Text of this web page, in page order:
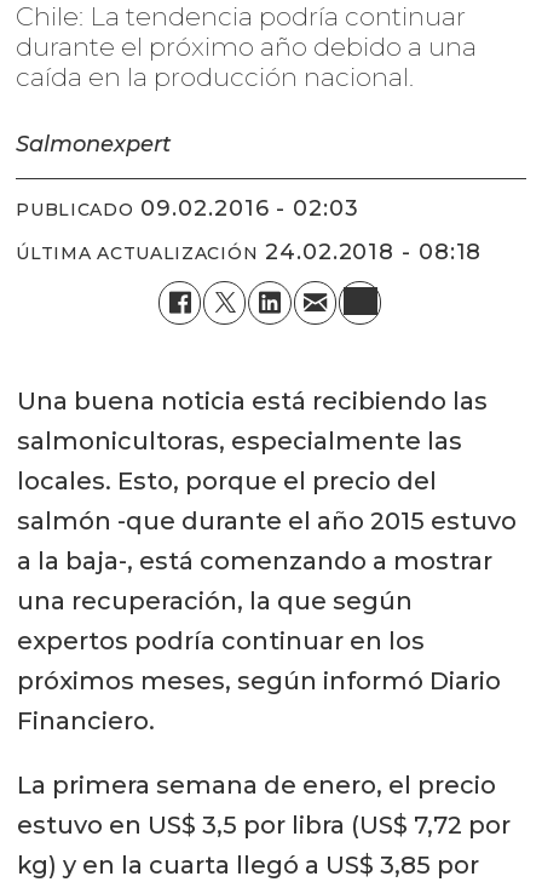
Chile: La tendencia podría continuar
durante el próximo año debido a una
caída en la producción nacional.
Salmonexpert
PUBLICADO 09.02.2016 - 02:03
ÚLTIMA ACTUALIZACIÓN 24.02.2018 - 08:18
Una buena noticia está recibiendo las
salmonicultoras, especialmente las
locales. Esto, porque el precio del
salmón -que durante el año 2015 estuvo
a la baja-, está comenzando a mostrar
una recuperación, la que según
expertos podría continuar en los
próximos meses, según informó Diario
Financiero.
La primera semana de enero, el precio
estuvo en US$ 3,5 por libra (US$ 7,72 por
kg) y en la cuarta llegó a US$ 3,85 por